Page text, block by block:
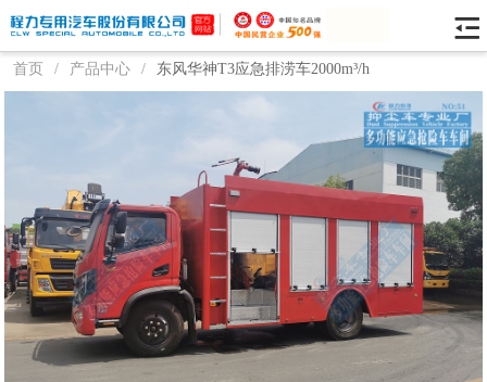
首页 / 产品中心 / 东风华神T3应急排涝车2000m³/h